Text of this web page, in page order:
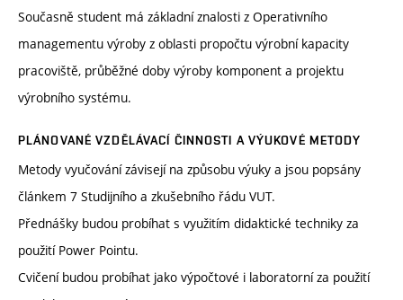
Současně student má základní znalosti z Operativního
managementu výroby z oblasti propočtu výrobní kapacity
pracoviště, průběžné doby výroby komponent a projektu
výrobního systému.
PLÁNOVANÉ VZDĚLÁVACÍ ČINNOSTI A VÝUKOVÉ METODY
Metody vyučování závisejí na způsobu výuky a jsou popsány
článkem 7 Studijního a zkušebního řádu VUT.
Přednášky budou probíhat s využitím didaktické techniky za
použití Power Pointu.
Cvičení budou probíhat jako výpočtové i laboratorní za použití